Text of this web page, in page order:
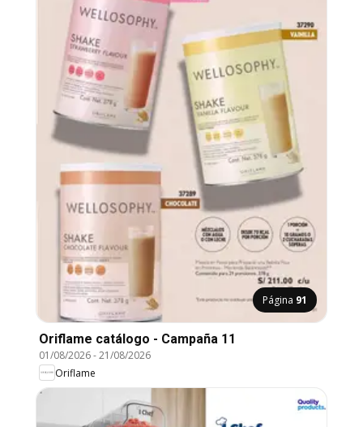
Página 91
Oriflame catálogo - Campaña 11
01/08/2026-21/08/2026
Oriflame